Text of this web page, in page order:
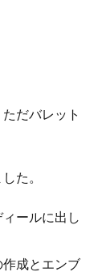
だバレット
た。
ールに出し
成とエンブ